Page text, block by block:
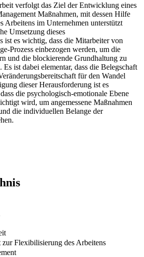
verfolgt das Ziel der Entwicklung eines
Maßnahmen, mit dessen Hilfe
Arbeitens im Unternehmen unterstützt
Umsetzung dieses
ist es wichtig, dass die Mitarbeiter von
Prozess einbezogen werden, um die
und die blockierende Grundhaltung zu
Es ist dabei elementar, dass die Belegschaft
für den Wandel
dieser Herausforderung ist es
die psychologisch-emotionale Ebene
wird, um angemessene Maßnahmen
die individuellen Belange der
zur Flexibilisierung des Arbeitens